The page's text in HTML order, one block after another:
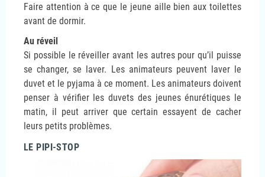
Faire attention à ce que le jeune aille bien aux toilettes
avant de dormir.
Au réveil
Si possible le réveiller avant les autres pour qu’il puisse
se changer, se laver. Les animateurs peuvent laver le
duvet et le pyjama à ce moment. Les animateurs doivent
penser à vérifier les duvets des jeunes énurétiques le
matin, il peut arriver que certain essayent de cacher
leurs petits problèmes.
LE PIPI-STOP